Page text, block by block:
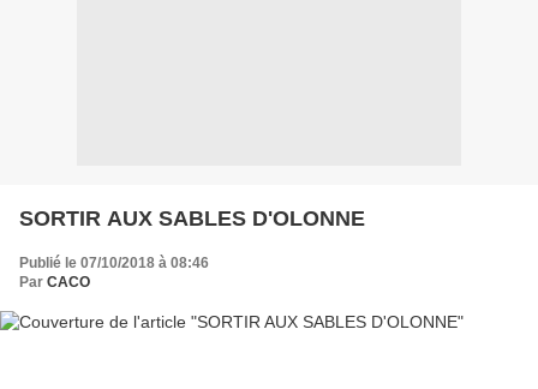
SORTIR AUX SABLES D'OLONNE
Publié le 07/10/2018 à 08:46
Par CACO